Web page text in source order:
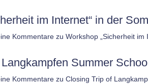
im Internet“ in der
Kommentare zu Workshop „Sicherheit
Summer
Kommentare zu Closing Trip of